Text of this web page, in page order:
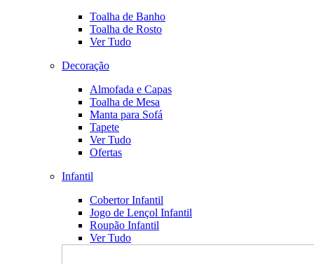
Toalha de Banho
Toalha de Rosto
Ver Tudo
Decoração
Almofada e Capas
Toalha de Mesa
Manta para Sofá
Tapete
Ver Tudo
Ofertas
Infantil
Cobertor Infantil
Jogo de Lençol Infantil
Roupão Infantil
Ver Tudo